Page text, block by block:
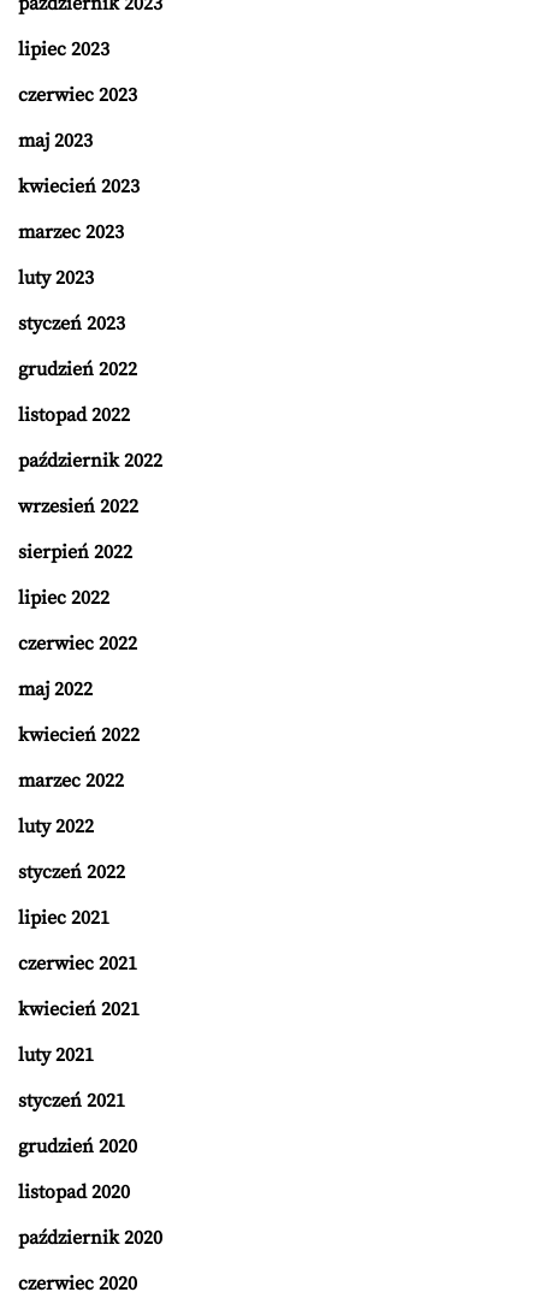
lipiec 2023
czerwiec 2023
maj 2023
kwiecień 2023
marzec 2023
luty 2023
styczeń 2023
grudzień 2022
listopad 2022
październik 2022
wrzesień 2022
sierpień 2022
lipiec 2022
czerwiec 2022
maj 2022
kwiecień 2022
marzec 2022
luty 2022
styczeń 2022
lipiec 2021
czerwiec 2021
kwiecień 2021
luty 2021
styczeń 2021
grudzień 2020
listopad 2020
październik 2020
czerwiec 2020